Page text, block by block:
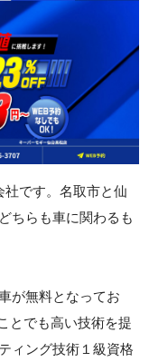
社です。名取市と仙
ちらも車に関わるも
が無料となってお
とでも高い技術を提
ィング技術１級資格